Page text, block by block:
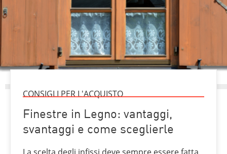
CONSIGLI PER L'ACQUISTO
Finestre in Legno: vantaggi,
svantaggi e come sceglierle